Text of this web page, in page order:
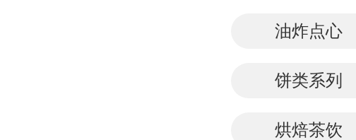
油炸点心
饼类系列
烘焙茶饮